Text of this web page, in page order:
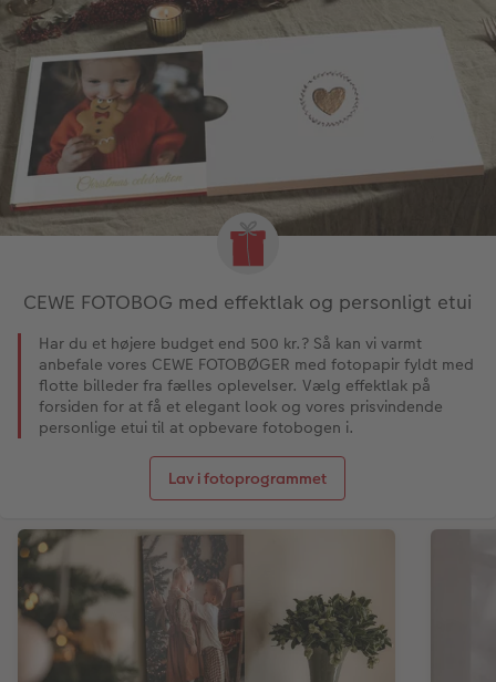
CEWE FOTOBOG med effektlak og personligt etui
Har du et højere budget end 500 kr.? Så kan vi varmt
anbefale vores CEWE FOTOBØGER med fotopapir fyldt med
flotte billeder fra fælles oplevelser. Vælg effektlak på
forsiden for at få et elegant look og vores prisvindende
personlige etui til at opbevare fotobogen i.
Lav i fotoprogrammet